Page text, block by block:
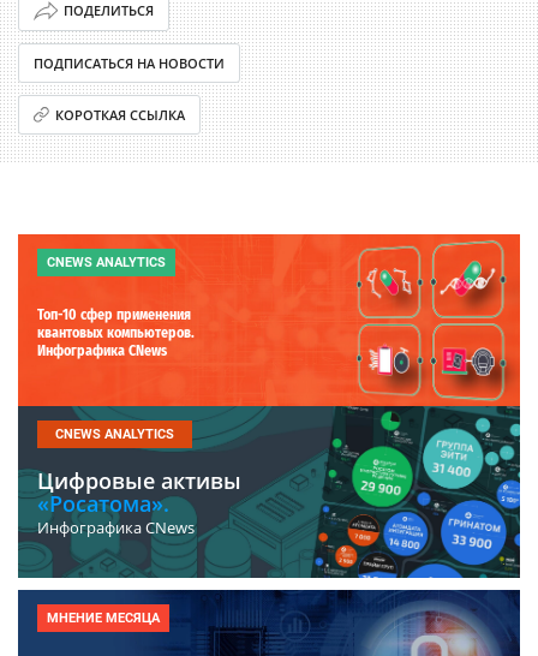
ПОДЕЛИТЬСЯ
ПОДПИСАТЬСЯ НА НОВОСТИ
КОРОТКАЯ ССЫЛКА
CNEWS ANALYTICS
Топ-10 сфер применения
квантовых компьютеров.
Инфографика CNews
CNEWS ANALYTICS
Цифровые активы
«Росатома».
Инфографика CNews
МНЕНИЕ МЕСЯЦА